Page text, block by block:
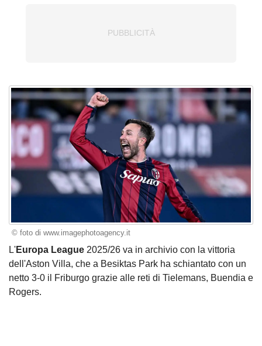
© foto di www.imagephotoagency.it
L'Europa League 2025/26 va in archivio con la vittoria
dell'Aston Villa, che a Besiktas Park ha schiantato con un
netto 3-0 il Friburgo grazie alle reti di Tielemans, Buendia e
Rogers.